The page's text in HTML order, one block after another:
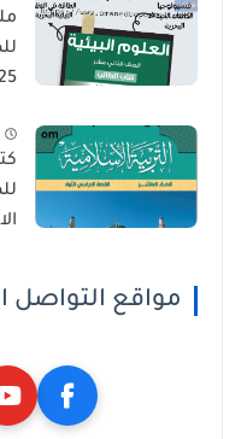
مواقع التواصل